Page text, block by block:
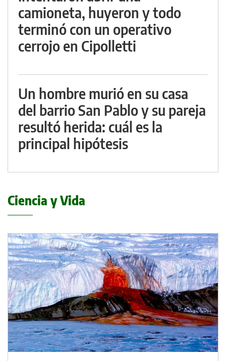
camioneta, huyeron y todo
terminó con un operativo
cerrojo en Cipolletti
Un hombre murió en su casa
del barrio San Pablo y su pareja
resultó herida: cuál es la
principal hipótesis
Ciencia y Vida